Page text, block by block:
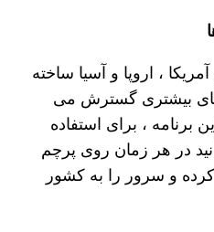
، اروپا و آسیا ساخته
بیشتری گسترش می
برنامه ، برای استفاده
در هر زمان روی پرچم
و سرور را به کشور